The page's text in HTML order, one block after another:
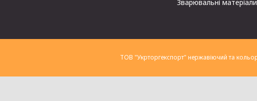
Зварювальні матеріали